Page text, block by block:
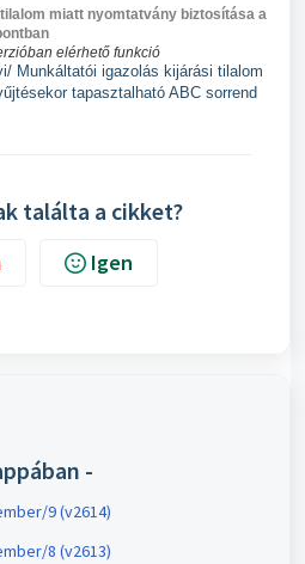
miatt nyomtatvány biztosítása a
elérhető funkció
Munkáltatói igazolás kijárási tilalom
tapasztalható ABC sorrend
találta a cikket?
Igen
-
9 (v2614)
8 (v2613)